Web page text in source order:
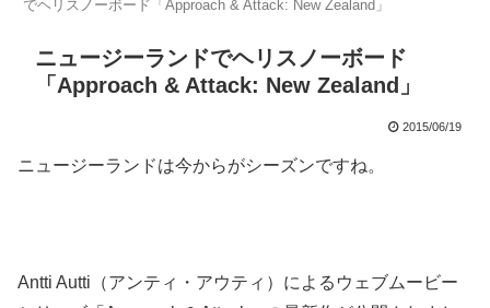
でヘリスノーボード「Approach & Attack: New Zealand」
ニュージーランドでヘリスノーボード
「Approach & Attack: New Zealand」
2015/06/19
ニュージーランドは今からがシーズンですね。
Antti Autti（アンティ・アウティ）によるウェブムービー